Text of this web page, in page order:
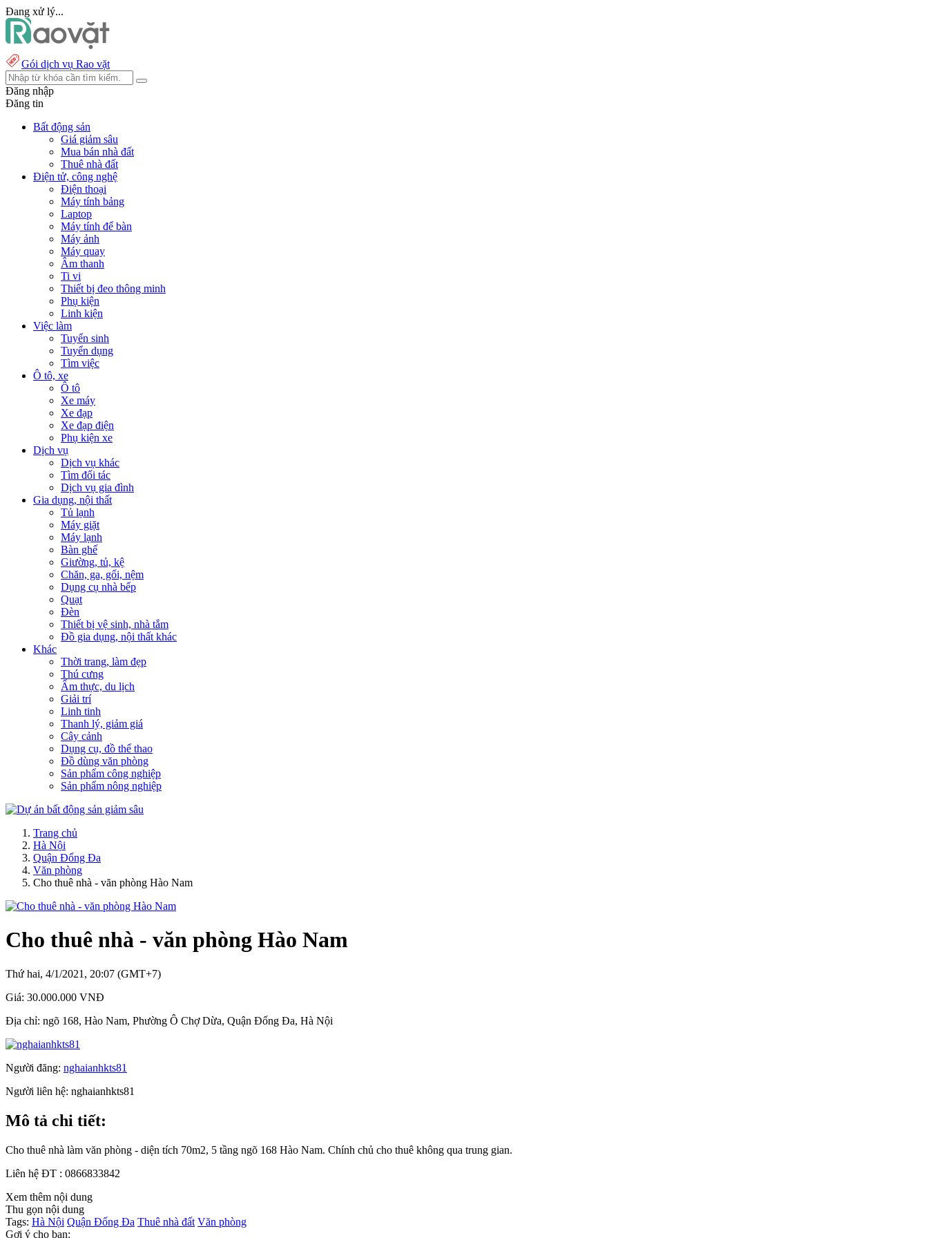
Đang xử lý...
Gói dịch vụ Rao vặt
Đăng nhập
Đăng tin
Bất động sản
Giá giảm sâu
Mua bán nhà đất
Thuê nhà đất
Điện tử, công nghệ
Điện thoại
Máy tính bảng
Laptop
Máy tính để bàn
Máy ảnh
Máy quay
Âm thanh
Ti vi
Thiết bị đeo thông minh
Phụ kiện
Linh kiện
Việc làm
Tuyển sinh
Tuyển dụng
Tìm việc
Ô tô, xe
Ô tô
Xe máy
Xe đạp
Xe đạp điện
Phụ kiện xe
Dịch vụ
Dịch vụ khác
Tìm đối tác
Dịch vụ gia đình
Gia dụng, nội thất
Tủ lạnh
Máy giặt
Máy lạnh
Bàn ghế
Giường, tủ, kệ
Chăn, ga, gối, nệm
Dụng cụ nhà bếp
Quạt
Đèn
Thiết bị vệ sinh, nhà tắm
Đồ gia dụng, nội thất khác
Khác
Thời trang, làm đẹp
Thú cưng
Ẩm thực, du lịch
Giải trí
Linh tinh
Thanh lý, giảm giá
Cây cảnh
Dụng cụ, đồ thể thao
Đồ dùng văn phòng
Sản phẩm công nghiệp
Sản phẩm nông nghiệp
Trang chủ
Hà Nội
Quận Đống Đa
Văn phòng
Cho thuê nhà - văn phòng Hào Nam
Cho thuê nhà - văn phòng Hào Nam
Thứ hai, 4/1/2021, 20:07 (GMT+7)
Giá: 30.000.000 VNĐ
Địa chỉ: ngõ 168, Hào Nam, Phường Ô Chợ Dừa, Quận Đống Đa, Hà Nội
Người đăng: nghaianhkts81
Người liên hệ: nghaianhkts81
Mô tả chi tiết:
Cho thuê nhà làm văn phòng - diện tích 70m2, 5 tầng ngõ 168 Hào Nam. Chính chủ cho thuê không qua trung gian.
Liên hệ ĐT : 0866833842
Xem thêm nội dung
Thu gọn nội dung
Tags: Hà Nội Quận Đống Đa Thuê nhà đất Văn phòng
Gợi ý cho bạn: